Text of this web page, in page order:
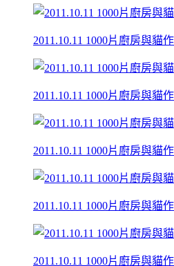
2011.10.11 1000片廚房與貓
2011.10.11 1000片廚房與貓
2011.10.11 1000片廚房與貓
2011.10.11 1000片廚房與貓
2011.10.11 1000片廚房與貓